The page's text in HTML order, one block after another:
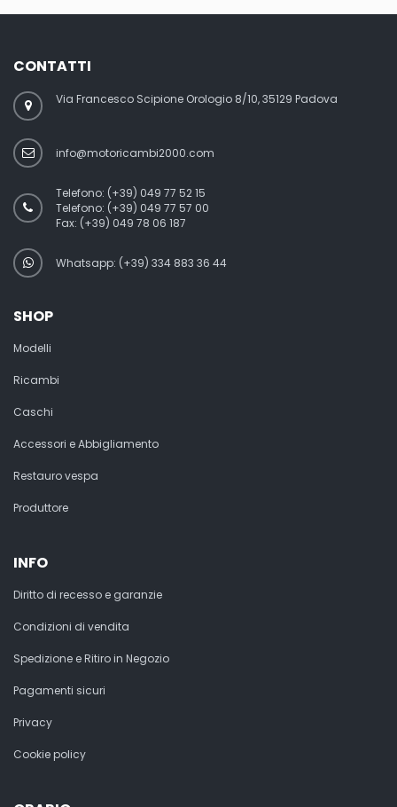
CONTATTI
Via Francesco Scipione Orologio 8/10, 35129 Padova
info@motoricambi2000.com
Telefono: (+39) 049 77 52 15
Telefono: (+39) 049 77 57 00
Fax: (+39) 049 78 06 187
Whatsapp: (+39) 334 883 36 44
SHOP
Modelli
Ricambi
Caschi
Accessori e Abbigliamento
Restauro vespa
Produttore
INFO
Diritto di recesso e garanzie
Condizioni di vendita
Spedizione e Ritiro in Negozio
Pagamenti sicuri
Privacy
Cookie policy